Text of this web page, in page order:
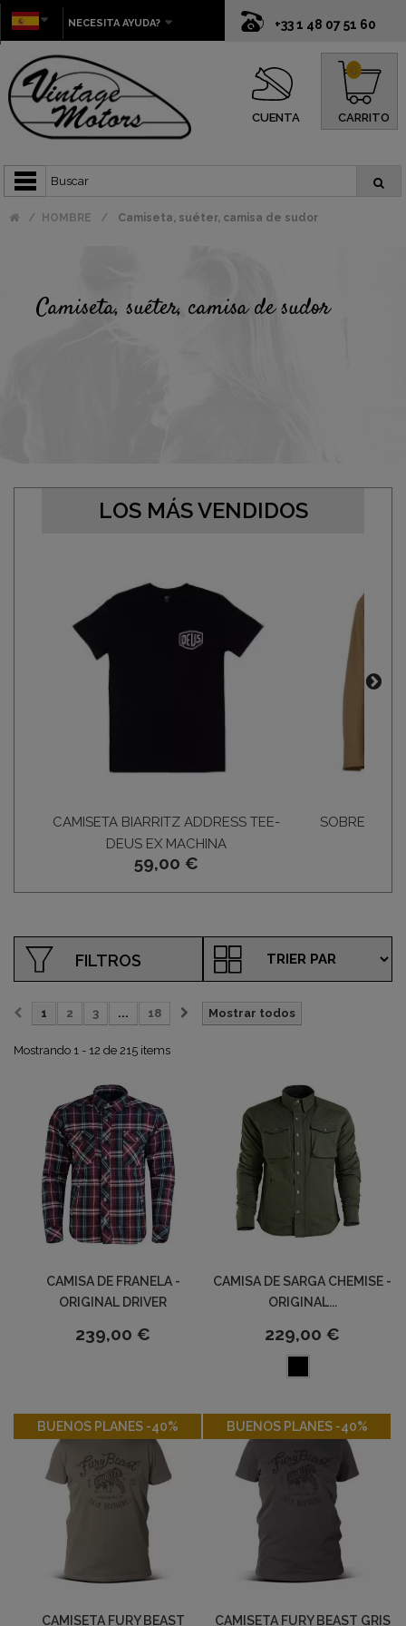
+33 1 48 07 51 60
NECESITA AYUDA?
CUENTA CARRITO
0
HOMBRE Camiseta, suéter, camisa de sudor
Camiseta, suéter, camisa de sudor
LOS MÁS VENDIDOS
CAMISETA BIARRITZ ADDRESS TEE-
DEUS EX MACHINA
59,00 €
FILTROS
Mostrar todos
1 2 3 ... 18
Mostrando 1 - 12 de 215 items
CAMISA DE FRANELA -
ORIGINAL DRIVER
239,00 €
CAMISA DE SARGA CHEMISE -
ORIGINAL...
229,00 €
BUENOS PLANES -40%
CAMISETA FURY BEAST
-40% BUENOS PLANES -40%
CAMISETA FURY BEAST GRIS
-40%